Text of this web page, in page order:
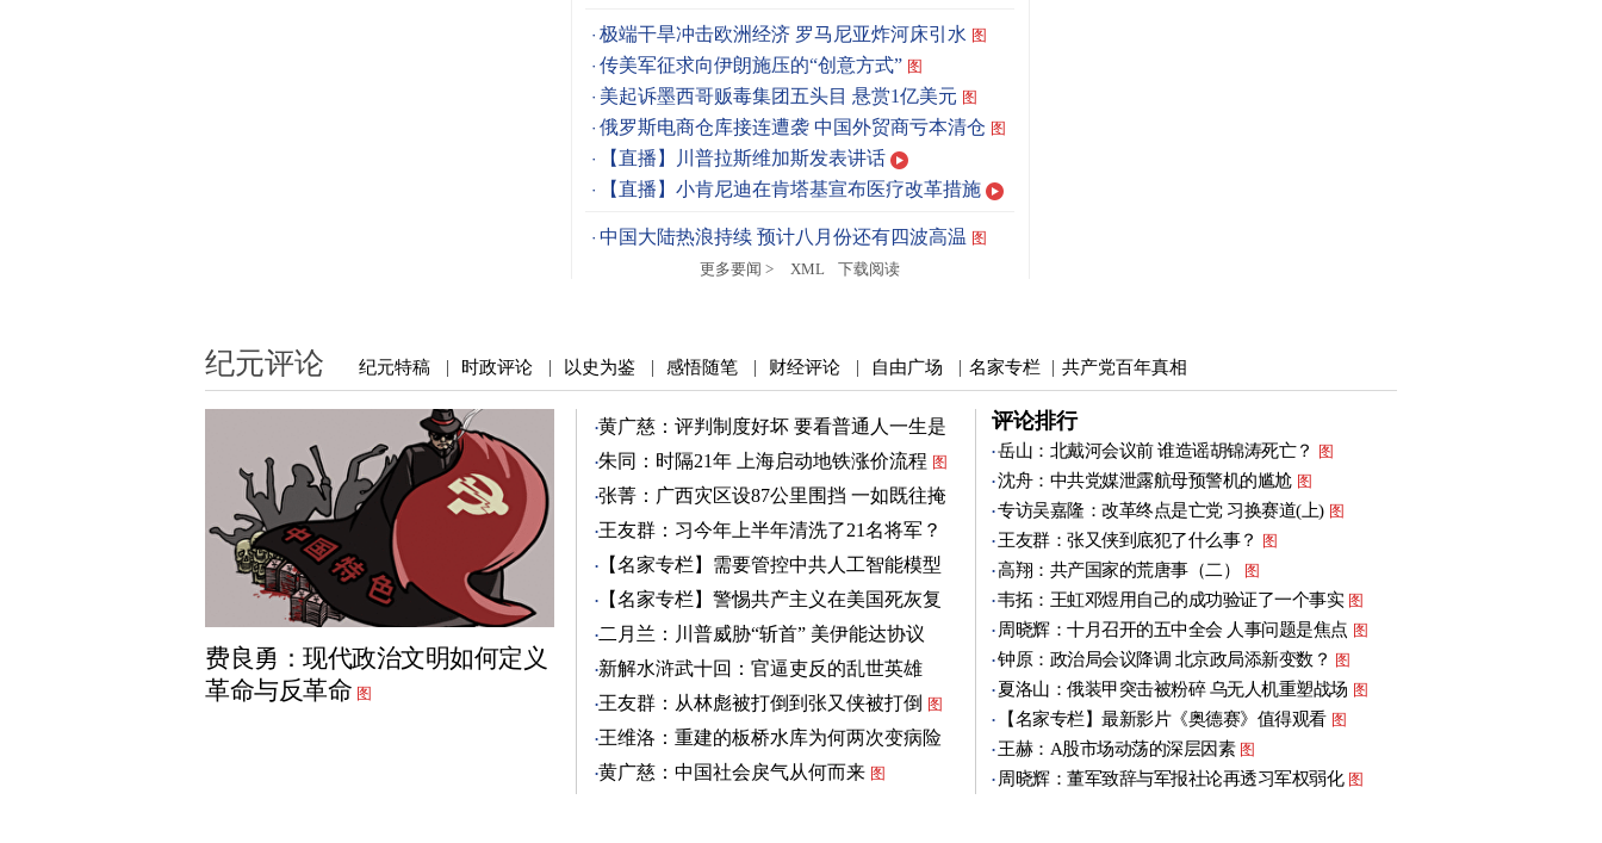
极端干旱冲击欧洲经济 罗马尼亚炸河床引水 图
传美军征求向伊朗施压的“创意方式” 图
美起诉墨西哥贩毒集团五头目 悬赏1亿美元 图
俄罗斯电商仓库接连遭袭 中国外贸商亏本清仓 图
【直播】川普拉斯维加斯发表讲话
【直播】小肯尼迪在肯塔基宣布医疗改革措施
中国大陆热浪持续 预计八月份还有四波高温 图
更多要闻 >
XML 下载阅读
纪元评论 纪元特稿 | 时政评论 | 以史为鉴 | 感悟随笔 | 财经评论 | 自由广场 | 名家专栏 | 共产党百年真相
费良勇：现代政治文明如何定义
革命与反革命 图
黄广慈：评判制度好坏 要看普通人一生是
否安稳
图
朱同：时隔21年 上海启动地铁涨价流程 图
张菁：广西灾区设87公里围挡 一如既往掩
盖真相 图
王友群：习今年上半年清洗了21名将军？
图
【名家专栏】需要管控中共人工智能模型
图
【名家专栏】警惕共产主义在美国死灰复
燃 图
二月兰：川普威胁“斩首” 美伊能达协议
吗？ 图
新解水浒武十回：官逼吏反的乱世英雄
（3） 图
王友群：从林彪被打倒到张又侠被打倒 图
王维洛：重建的板桥水库为何两次变病险
水库？
图
黄广慈：中国社会戾气从何而来 图
评论排行
岳山：北戴河会议前 谁造谣胡锦涛死亡？ 图
沈舟：中共党媒泄露航母预警机的尴尬 图
专访吴嘉隆：改革终点是亡党 习换赛道(上) 图
王友群：张又侠到底犯了什么事？ 图
高翔：共产国家的荒唐事（二） 图
韦拓：王虹邓煜用自己的成功验证了一个事实 图
周晓辉：十月召开的五中全会 人事问题是焦点 图
钟原：政治局会议降调 北京政局添新变数？ 图
夏洛山：俄装甲突击被粉碎 乌无人机重塑战场 图
【名家专栏】最新影片《奥德赛》值得观看 图
王赫：A股市场动荡的深层因素 图
周晓辉：董军致辞与军报社论再透习军权弱化 图